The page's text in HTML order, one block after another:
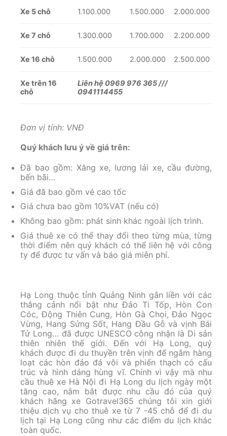
Xe 5 chỗ 1.100.000 1.500.000 2.000.000
Xe 7 chỗ 1.300.000 1.700.000 2.200.000
Xe 16 chỗ 1.500.000 2.000.000 2.500.000
Xe trên 16
chỗ
Liên hệ 0969 976 365 ///
0941114455
Đơn vị tính: VNĐ
Quý khách lưu ý về giá trên:
Đã bao gồm: Xăng xe, lương lái xe, cầu đường,
bến bãi…
Giá đã bao gồm vé cao tốc
Giá chưa bao gồm 10%VAT (nếu có)
Không bao gồm: phát sinh khác ngoài lịch trình.
Giá thuê xe có thể thay đổi theo từng mùa, từng
thời điểm nên quý khách có thể liên hệ với công
ty để được tư vấn và báo giá miễn phí.
Hạ Long thuộc tỉnh Quảng Ninh gắn liền với các
thắng cảnh nổi bật như Đảo Ti Tốp, Hòn Con
Cóc, Động Thiên Cung, Hòn Gà Chọi, Đảo Ngọc
Vừng, Hang Sửng Sốt, Hang Đầu Gỗ và vịnh Bái
Tử Long… đã được UNESCO công nhận là Di sản
thiên nhiên thế giới. Đến với Hạ Long, quý
khách được đi du thuyền trên vịnh để ngắm hàng
loạt các hòn đảo đá vôi và phiến thạch có cấu
trúc và hình dáng hùng vĩ. Chính vì vậy mà nhu
cầu thuê xe Hà Nội đi Hạ Long du lịch ngày một
tăng cao, nắm bắt được nhu cầu đó của quý
khách hãng xe Gotravel365 chúng tôi xin giới
thiệu dịch vụ cho thuê xe từ 7 -45 chỗ để đi du
lịch tại Hạ Long cũng như các điểm du lịch khác
toàn quốc.